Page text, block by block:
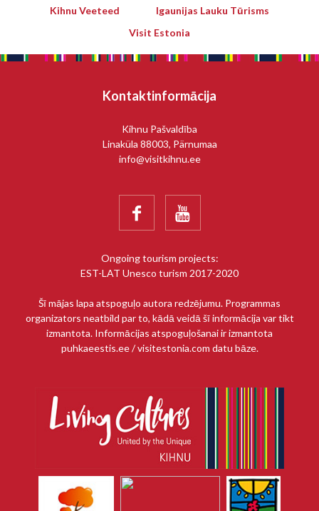
Kihnu Veeteed
Igaunijas Lauku Tūrisms
Visit Estonia
Kontaktinformācija
Kihnu Pašvaldība
Linaküla 88003, Pärnumaa
info@visitkihnu.ee
 
Ongoing tourism projects:
EST-LAT Unesco turism 2017-2020
Šī mājas lapa atspoguļo autora redzējumu. Programmas
organizators neatbild par to, kādā veidā šī informācija var tikt
izmantota. Informācijas atspoguļošanai ir izmantota
puhkaeestis.ee / visitestonia.com datu bāze.